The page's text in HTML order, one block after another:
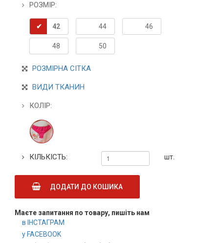
РОЗМІР:
42 44 46
48 50
РОЗМІРНА СІТКА
ВИДИ ТКАНИН
КОЛІР:
КІЛЬКІСТЬ: шт.
ДОДАТИ ДО КОШИКА
Маєте запитання по товару, пишіть нам
в ІНСТАГРАМ
у FACEBOOK